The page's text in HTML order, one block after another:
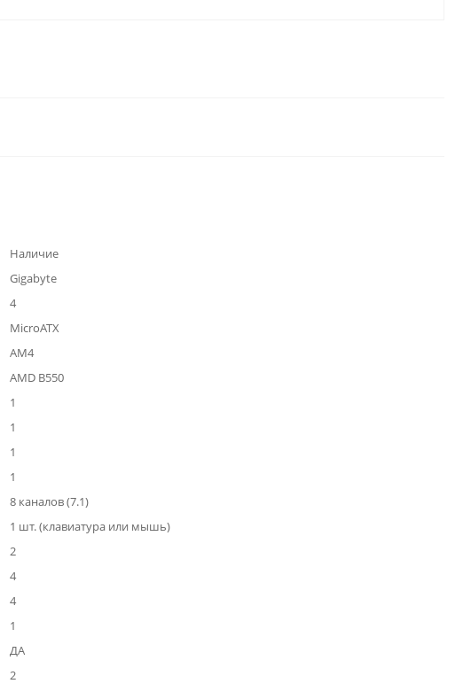
Наличие
Gigabyte
4
MicroATX
AM4
AMD B550
1
1
1
1
8 каналов (7.1)
1 шт. (клавиатура или мышь)
2
4
4
1
ДА
2